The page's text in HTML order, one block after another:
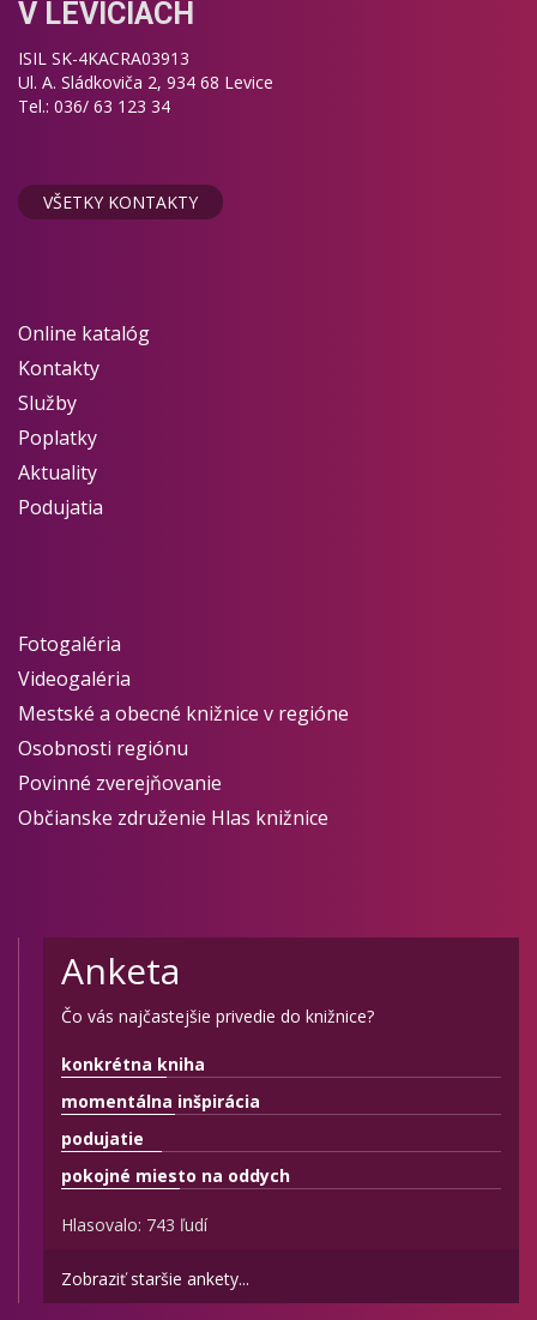
V LEVICIACH
ISIL SK-4KACRA03913
Ul. A. Sládkoviča 2, 934 68 Levice
Tel.: 036/ 63 123 34
VŠETKY KONTAKTY
Online katalóg
Kontakty
Služby
Poplatky
Aktuality
Podujatia
Fotogaléria
Videogaléria
Mestské a obecné knižnice v regióne
Osobnosti regiónu
Povinné zverejňovanie
Občianske združenie Hlas knižnice
Anketa
Čo vás najčastejšie privedie do knižnice?
konkrétna kniha
momentálna inšpirácia
podujatie
pokojné miesto na oddych
Hlasovalo: 743 ľudí
Zobraziť staršie ankety...